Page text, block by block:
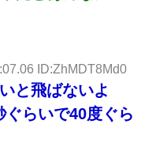
ID:ZhMDT8Md0
と飛ばないよ
らいで40度ぐら